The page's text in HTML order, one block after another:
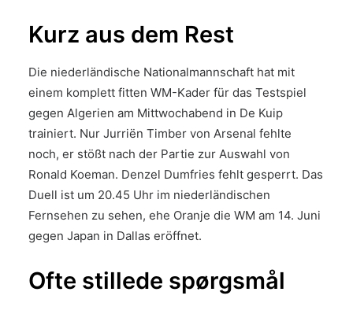
Kurz aus dem Rest
Die niederländische Nationalmannschaft hat mit
einem komplett fitten WM-Kader für das Testspiel
gegen Algerien am Mittwochabend in De Kuip
trainiert. Nur Jurriën Timber von Arsenal fehlte
noch, er stößt nach der Partie zur Auswahl von
Ronald Koeman. Denzel Dumfries fehlt gesperrt. Das
Duell ist um 20.45 Uhr im niederländischen
Fernsehen zu sehen, ehe Oranje die WM am 14. Juni
gegen Japan in Dallas eröffnet.
Ofte stillede spørgsmål